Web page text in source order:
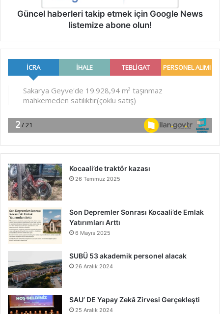
Güncel haberleri takip etmek için Google News
listemize abone olun!
Kocaali’de traktör kazası
26 Temmuz 2025
Son Depremler Sonrası Kocaali’de Emlak
Yatırımları Arttı
6 Mayıs 2025
SUBÜ 53 akademik personel alacak
26 Aralık 2024
SAU’ DE Yapay Zekâ Zirvesi Gerçekleşti
25 Aralık 2024